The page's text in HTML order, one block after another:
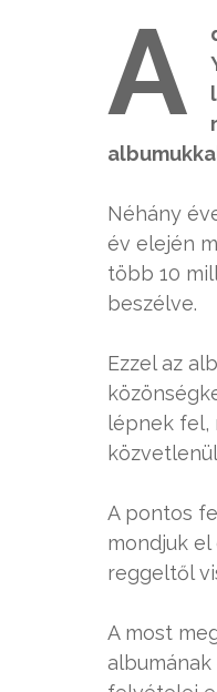
A
Néhány
év elején
több 10
beszélve.
Ezzel az
lépnek fel,
A pontos
mondjuk
reggeltől
A most